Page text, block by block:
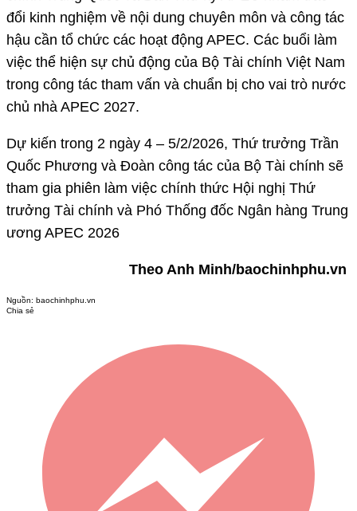
đổi kinh nghiệm về nội dung chuyên môn và công tác
hậu cần tổ chức các hoạt động APEC. Các buổi làm
việc thể hiện sự chủ động của Bộ Tài chính Việt Nam
trong công tác tham vấn và chuẩn bị cho vai trò nước
chủ nhà APEC 2027.
Dự kiến trong 2 ngày 4 – 5/2/2026, Thứ trưởng Trần
Quốc Phương và Đoàn công tác của Bộ Tài chính sẽ
tham gia phiên làm việc chính thức Hội nghị Thứ
trưởng Tài chính và Phó Thống đốc Ngân hàng Trung
ương APEC 2026
Theo Anh Minh/baochinhphu.vn
Nguồn: baochinhphu.vn
Chia sẻ